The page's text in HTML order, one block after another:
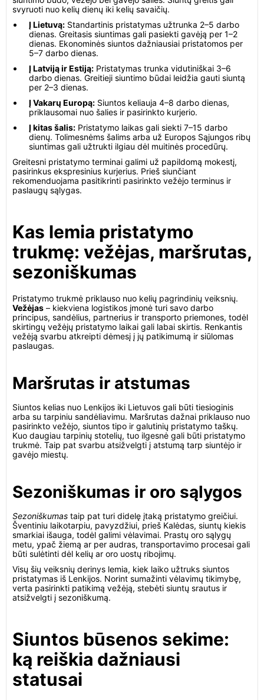
svyruoti nuo kelių dienų iki kelių savaičių.
Į Lietuvą: Standartinis pristatymas užtrunka 2–5 darbo
dienas. Greitasis siuntimas gali pasiekti gavėją per 1–2
dienas. Ekonominės siuntos dažniausiai pristatomos per
5–7 darbo dienas.
Į Latviją ir Estiją: Pristatymas trunka vidutiniškai 3–6
darbo dienas. Greitieji siuntimo būdai leidžia gauti siuntą
per 2–3 dienas.
Į Vakarų Europą: Siuntos keliauja 4–8 darbo dienas,
priklausomai nuo šalies ir pasirinkto kurjerio.
Į kitas šalis: Pristatymo laikas gali siekti 7–15 darbo
dienų. Tolimesnėms šalims arba už Europos Sąjungos ribų
siuntimas gali užtrukti ilgiau dėl muitinės procedūrų.
Greitesni pristatymo terminai galimi už papildomą mokestį,
pasirinkus ekspresinius kurjerius. Prieš siunčiant
rekomenduojama pasitikrinti pasirinkto vežėjo terminus ir
paslaugų sąlygas.
Kas lemia pristatymo
trukmę: vežėjas, maršrutas,
sezoniškumas
Pristatymo trukmė priklauso nuo kelių pagrindinių veiksnių.
Vežėjas – kiekviena logistikos įmonė turi savo darbo
principus, sandėlius, partnerius ir transporto priemones, todėl
skirtingų vežėjų pristatymo laikai gali labai skirtis. Renkantis
vežėją svarbu atkreipti dėmesį į jų patikimumą ir siūlomas
paslaugas.
Maršrutas ir atstumas
Siuntos kelias nuo Lenkijos iki Lietuvos gali būti tiesioginis
arba su tarpiniu sandėliavimu. Maršrutas dažnai priklauso nuo
pasirinkto vežėjo, siuntos tipo ir galutinių pristatymo taškų.
Kuo daugiau tarpinių stotelių, tuo ilgesnė gali būti pristatymo
trukmė. Taip pat svarbu atsižvelgti į atstumą tarp siuntėjo ir
gavėjo miestų.
Sezoniškumas ir oro sąlygos
Sezoniškumas taip pat turi didelę įtaką pristatymo greičiui.
Šventiniu laikotarpiu, pavyzdžiui, prieš Kalėdas, siuntų kiekis
smarkiai išauga, todėl galimi vėlavimai. Prastų oro sąlygų
metu, ypač žiemą ar per audras, transportavimo procesai gali
būti sulėtinti dėl kelių ar oro uostų ribojimų.
Visų šių veiksnių derinys lemia, kiek laiko užtruks siuntos
pristatymas iš Lenkijos. Norint sumažinti vėlavimų tikimybę,
verta pasirinkti patikimą vežėją, stebėti siuntų srautus ir
atsižvelgti į sezoniškumą.
Siuntos būsenos sekime:
ką reiškia dažniausi
statusai